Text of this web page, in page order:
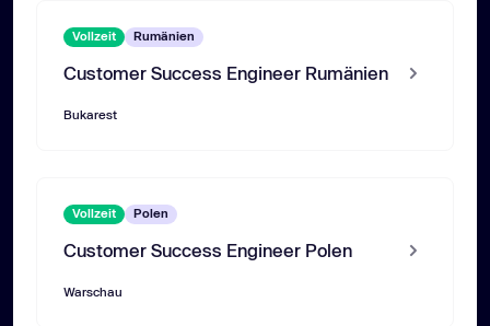
Vollzeit Rumänien
Customer Success Engineer Rumänien
Bukarest
Vollzeit Polen
Customer Success Engineer Polen
Warschau